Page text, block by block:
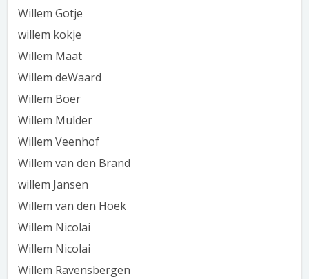
Willem Gotje
willem kokje
Willem Maat
Willem deWaard
Willem Boer
Willem Mulder
Willem Veenhof
Willem van den Brand
willem Jansen
Willem van den Hoek
Willem Nicolai
Willem Nicolai
Willem Ravensbergen